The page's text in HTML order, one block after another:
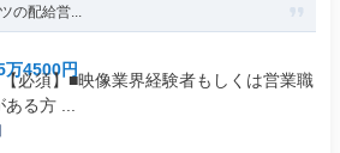
の配給営...
万4500円
必須】■映像業界経験者もしくは営業職
る方 ...